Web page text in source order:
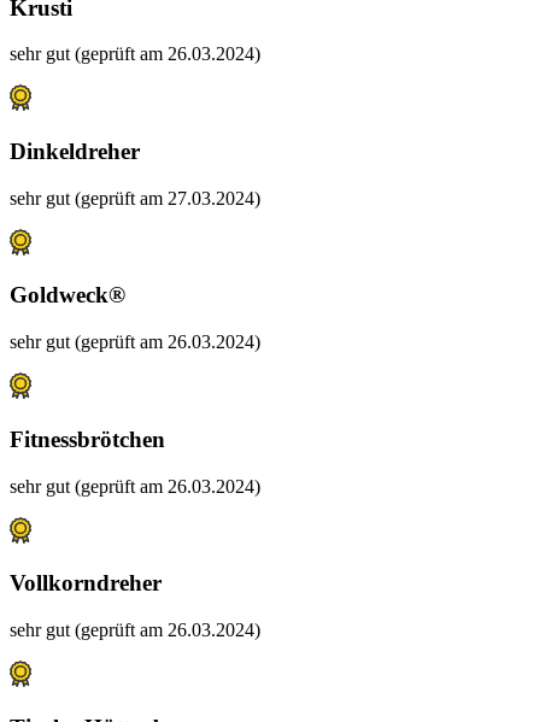
Krusti
sehr gut (geprüft am 26.03.2024)
Dinkeldreher
sehr gut (geprüft am 27.03.2024)
Goldweck®
sehr gut (geprüft am 26.03.2024)
Fitnessbrötchen
sehr gut (geprüft am 26.03.2024)
Vollkorndreher
sehr gut (geprüft am 26.03.2024)